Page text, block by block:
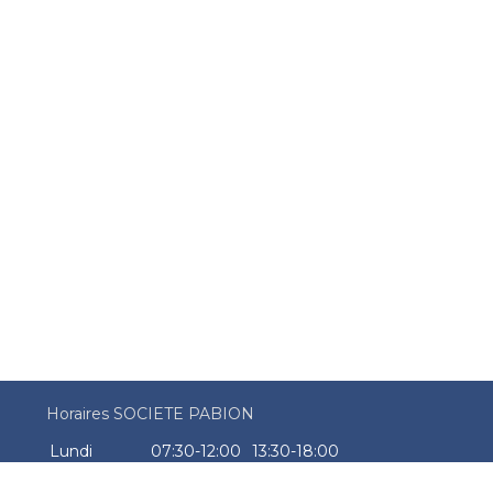
Horaires SOCIETE PABION
Lundi
07:30-12:00
13:30-18:00